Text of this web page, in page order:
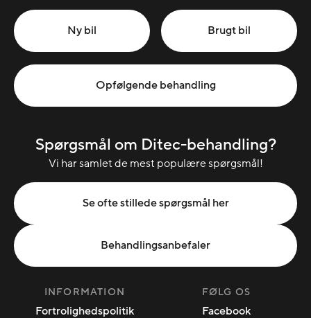
Ny bil Brugt bil
Opfølgende behandling
Spørgsmål om Ditec-behandling?
Vi har samlet de mest populære spørgsmål!
Se ofte stillede spørgsmål her
Behandlingsanbefaler
INFORMATION
Fortrolighedspolitik
FØLG OS
Facebook